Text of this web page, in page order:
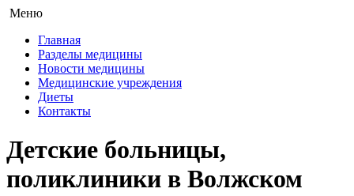
Меню
Главная
Разделы медицины
Новости медицины
Медицинские учреждения
Диеты
Контакты
Детские больницы,
поликлиники в Волжском